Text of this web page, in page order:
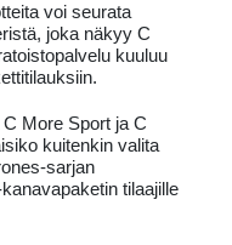
voi seurata
joka näkyy C
kuuluu
More Sport ja C
kuitenkin valita
sarjan
tilaajille